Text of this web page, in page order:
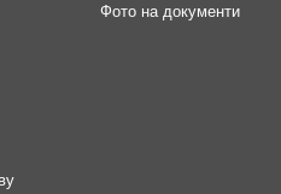
Фото на документи